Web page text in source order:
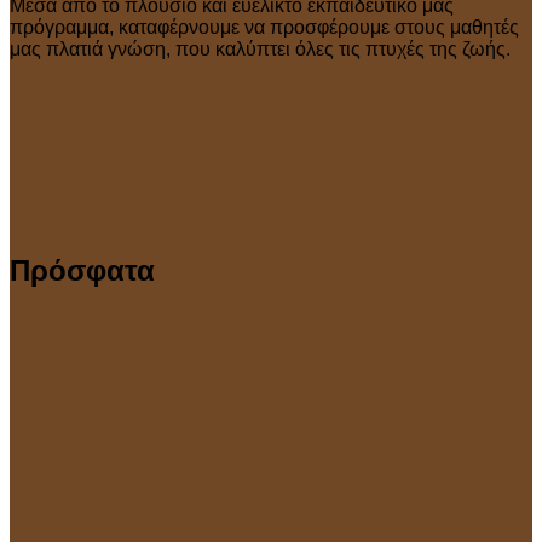
Μέσα από το πλούσιο και ευέλικτο εκπαιδευτικό μας
πρόγραμμα, καταφέρνουμε να προσφέρουμε στους μαθητές
μας πλατιά γνώση, που καλύπτει όλες τις πτυχές της ζωής.
Πρόσφατα